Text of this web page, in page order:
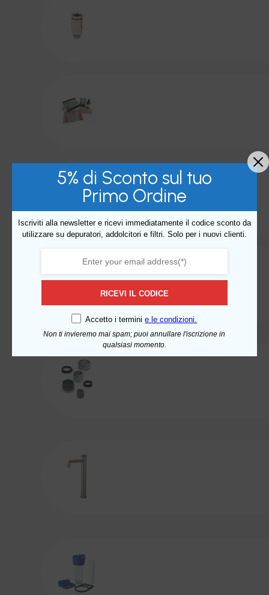
5% di Sconto sul tuo
Primo Ordine
Iscriviti alla newsletter e ricevi immediatamente il codice sconto da
utilizzare su depuratori, addolcitori e filtri. Solo per i nuovi clienti.
RICEVI IL CODICE
Accetto i terminie le condizioni.
Non ti invieremo mai spam; puoi annullare l'iscrizione in
qualsiasi momento.